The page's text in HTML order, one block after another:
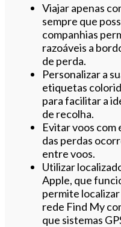
Viajar apenas
sempre que
companhias
razoáveis a
de perda.
Personalizar a
etiquetas
para facilitar a
de recolha.
Evitar voos com
das perdas
entre voos.
Utilizar
Apple, que
permite
rede Find My
que sistemas